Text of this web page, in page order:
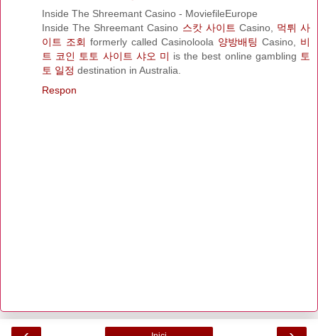
Inside The Shreemant Casino - MoviefileEurope
Inside The Shreemant Casino 스캇 사이트 Casino, 먹튀 사
이트 조회 formerly called Casinoloola 양방배팅 Casino, 비
트 코인 토토 사이트 샤오 미 is the best online gambling 토
토 일정 destination in Australia.
Respon